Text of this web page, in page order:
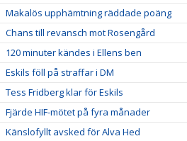
Makalös upphämtning räddade poäng
Chans till revansch mot Rosengård
120 minuter kändes i Ellens ben
Eskils föll på straffar i DM
Tess Fridberg klar för Eskils
Fjärde HIF-mötet på fyra månader
Känslofyllt avsked för Alva Hed